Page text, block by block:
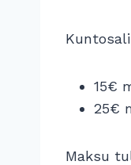
15€
25€
Maksu